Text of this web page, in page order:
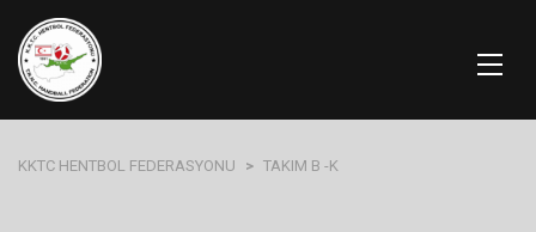
KKTC HENTBOL FEDERASYONU > TAKIM B -K